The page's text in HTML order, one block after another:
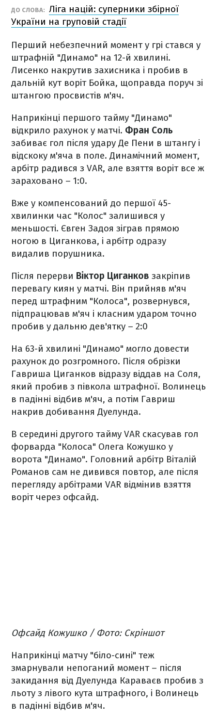
ДО СЛОВА: Ліга націй: суперники збірної
України на груповій стадії
Перший небезпечний момент у грі стався у
штрафній "Динамо" на 12-й хвилині.
Лисенко накрутив захисника і пробив в
дальній кут воріт Бойка, щоправда поруч зі
штангою просвистів м'яч.
Наприкінці першого тайму "Динамо"
відкрило рахунок у матчі. Фран Соль
забиває гол після удару Де Пени в штангу і
відскоку м'яча в поле. Динамічний момент,
арбітр радився з VAR, але взяття воріт все ж
зараховано – 1:0.
Вже у компенсований до першої 45-
хвилинки час "Колос" залишився у
меньшості. Євген Задоя зіграв прямою
ногою в Циганкова, і арбітр одразу
видалив порушника.
Після перерви Віктор Циганков закріпив
перевагу киян у матчі. Він прийняв м'яч
перед штрафним "Колоса", розвернувся,
підпрацював м'яч і класним ударом точно
пробив у дальню дев'ятку – 2:0
На 63-й хвилині "Динамо" могло довести
рахунок до розгромного. Після обрізки
Гавриша Циганков відразу віддав на Соля,
який пробив з півкола штрафної. Волинець
в падінні відбив м'яч, а потім Гавриш
накрив добивання Дуелунда.
В середині другого тайму VAR скасував гол
форварда "Колоса" Олега Кожушко у
ворота "Динамо". Головний арбітр Віталій
Романов сам не дивився повтор, але після
перегляду арбітрами VAR відмінив взяття
воріт через офсайд.
Офсайд Кожушко / Фото: Скріншот
Наприкінці матчу "біло-сині" теж
змарнували непоганий момент – після
закидання від Дуелунда Караваєв пробив з
льоту з лівого кута штрафного, і Волинець
в падінні відбив м'яч.